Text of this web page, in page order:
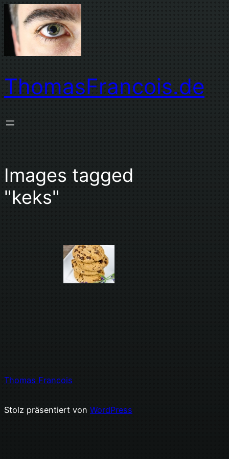
Zum
Inhalt
springen
ThomasFrancois.de
Images tagged
"keks"
Thomas Francois
Stolz präsentiert von WordPress